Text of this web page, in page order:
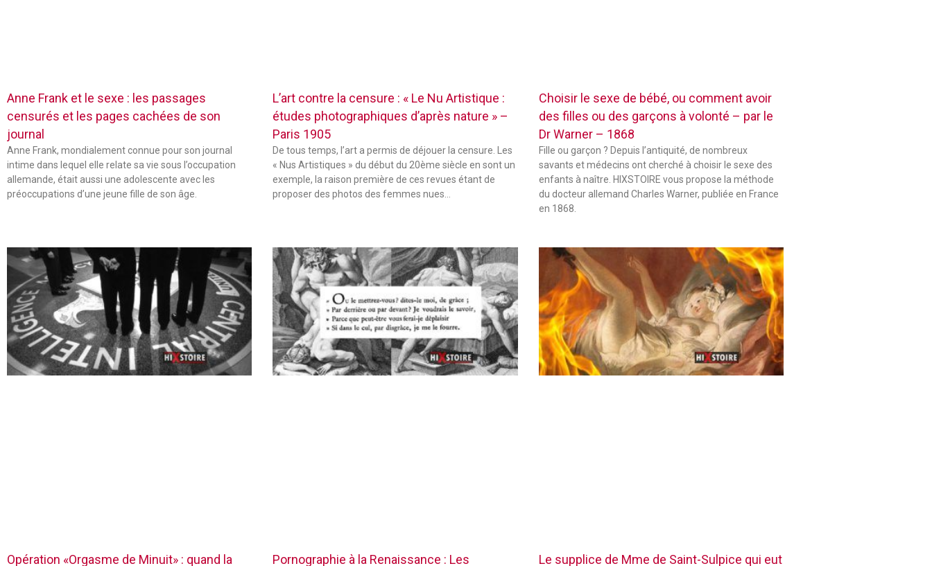
Anne Frank et le sexe : les passages
censurés et les pages cachées de son
journal
Anne Frank, mondialement connue pour son journal
intime dans lequel elle relate sa vie sous l’occupation
allemande, était aussi une adolescente avec les
préoccupations d’une jeune fille de son âge.
L’art contre la censure : « Le Nu Artistique :
études photographiques d’après nature » –
Paris 1905
De tous temps, l’art a permis de déjouer la censure. Les
« Nus Artistiques » du début du 20ème siècle en sont un
exemple, la raison première de ces revues étant de
proposer des photos des femmes nues…
Choisir le sexe de bébé, ou comment avoir
des filles ou des garçons à volonté – par le
Dr Warner – 1868
Fille ou garçon ? Depuis l’antiquité, de nombreux
savants et médecins ont cherché à choisir le sexe des
enfants à naître. HIXSTOIRE vous propose la méthode
du docteur allemand Charles Warner, publiée en France
en 1868.
Opération «Orgasme de Minuit» : quand la
Pornographie à la Renaissance : Les
Le supplice de Mme de Saint-Sulpice qui eut